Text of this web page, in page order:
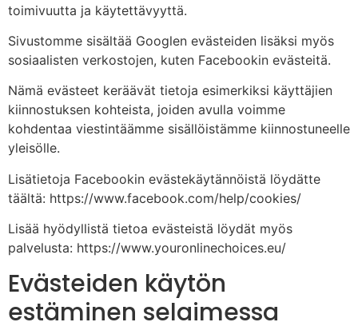
toimivuutta ja käytettävyyttä.
Sivustomme sisältää Googlen evästeiden lisäksi myös
sosiaalisten verkostojen, kuten Facebookin evästeitä.
Nämä evästeet keräävät tietoja esimerkiksi käyttäjien
kiinnostuksen kohteista, joiden avulla voimme
kohdentaa viestintäämme sisällöistämme kiinnostuneelle
yleisölle.
Lisätietoja Facebookin evästekäytännöistä löydätte
täältä: https://www.facebook.com/help/cookies/
Lisää hyödyllistä tietoa evästeistä löydät myös
palvelusta: https://www.youronlinechoices.eu/
Evästeiden käytön
estäminen selaimessa